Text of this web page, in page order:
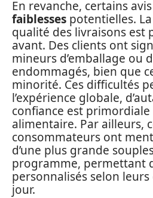
En revanche, certains
faiblesses potentielles.
qualité des livraisons est
avant. Des clients ont
mineurs d’emballage ou
endommagés, bien que
minorité. Ces difficultés
l’expérience globale,
confiance est primordiale
alimentaire. Par ailleurs,
consommateurs ont
d’une plus grande
programme, permettant
personnalisés selon
jour.